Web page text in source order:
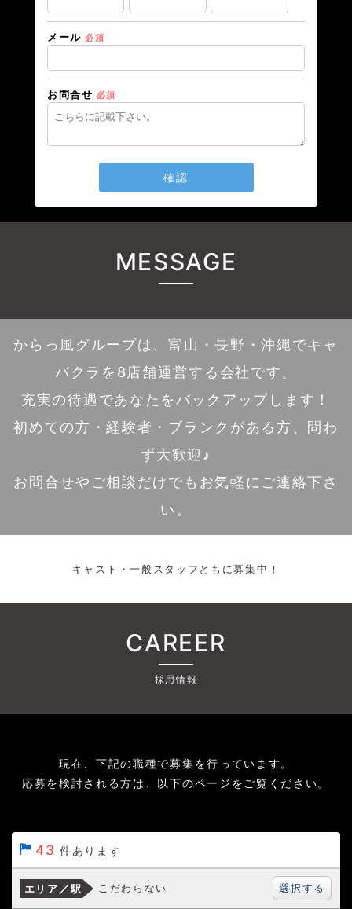
メール 必須
お問合せ 必須
確認
MESSAGE
からっ風グループは、富山・長野・沖縄でキャ
バクラを8店舗運営する会社です。
充実の待遇であなたをバックアップします！
初めての方・経験者・ブランクがある方、問わ
ず大歓迎♪
お問合せやご相談だけでもお気軽にご連絡下さ
い。
キャスト・一般スタッフともに募集中！
CAREER
採用情報
現在、下記の職種で募集を行っています。
応募を検討される方は、以下のページをご覧ください。
43 件あります
エリア／駅 こだわらない 選択する